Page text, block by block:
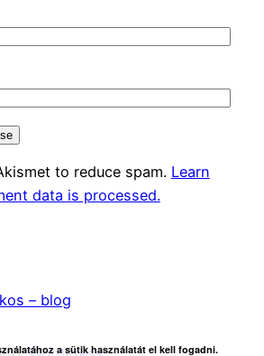
to reduce spam. Learn
data is processed.
– blog
a sütik használatát el kell fogadni.